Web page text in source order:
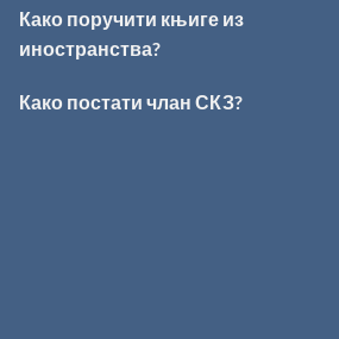
Како поручити књиге из
иностранства?
Како постати члан СКЗ?